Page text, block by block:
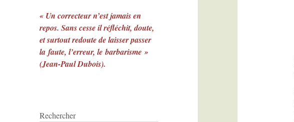
« Un correcteur n’est jamais en
repos. Sans cesse il réfléchit, doute,
et surtout redoute de laisser passer
la faute, l’erreur, le barbarisme »
(Jean-Paul Dubois).
Rechercher